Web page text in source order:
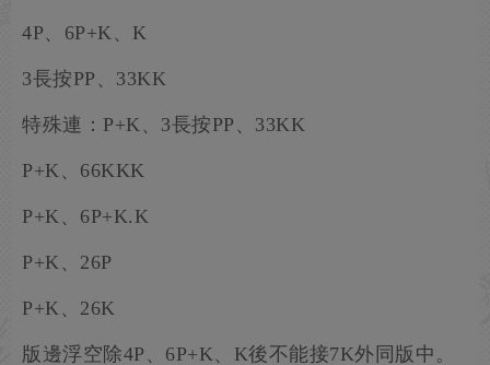
4P、6P+K、K
3長按PP、33KK
特殊連：P+K、3長按PP、33KK
P+K、66KKK
P+K、6P+K.K
P+K、26P
P+K、26K
版邊浮空除4P、6P+K、K後不能接7K外同版中。